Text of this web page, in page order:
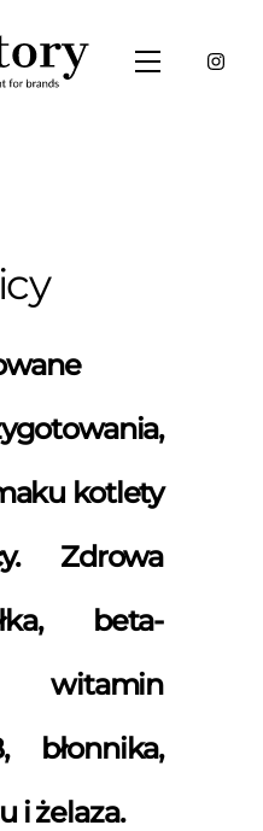
Menu
kotlety
Zdrowa
beta-
witamin
i żelaza.